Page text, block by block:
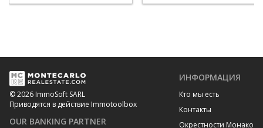
© 2026 ImmoSoft SARL
Приводятся в действие Immotoolbox
OUR BANKING PARTNER
ИНФОРМАЦИЯ
Кто мы есть
Контакты
Окрестности Монако